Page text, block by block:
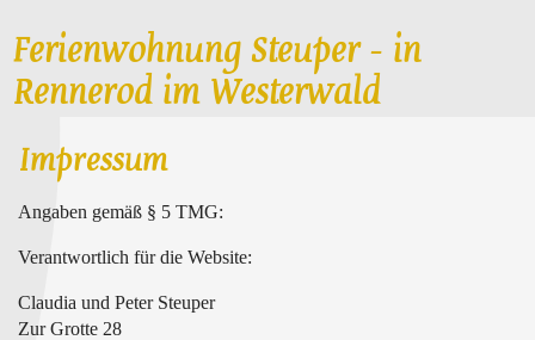
Ferienwohnung Steuper - in
Rennerod im Westerwald
Impressum
Angaben gemäß § 5 TMG:
Verantwortlich für die Website:
Claudia und Peter Steuper
Zur Grotte 28